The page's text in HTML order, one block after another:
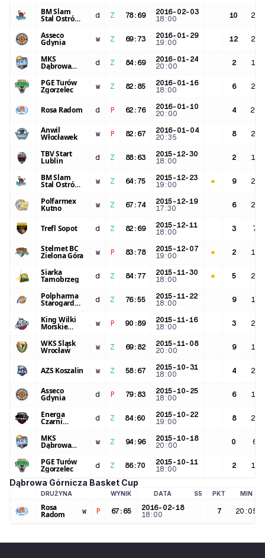
BM Slam
Stal Ostrów d Z 78: 69
2016-02-03
18:00
10
Asseco
Gdynia w Z 69: 73
2016-01-29
19:00
12
MKS
Dąbrowa
Górnicza
d Z 84 : 69
2016-01-24
20:00
2
PGE Turów
Zgorzelec w Z 82 : 85
2016-01-16
18:00
6
Rosa Radom d P 62 : 76
2016-01-10
20:00
4
Anwil
Włocławek w P 82 : 67
2016-01-04
20:35
8
TBV Start
Lublin d Z 88: 63
2015-12-30
18:00
2
BM Slam
Stal Ostrów w Z 64 : 75
2015-12-23
19:00
9
Polfarmex
Kutno w Z 67 : 74
2015-12-19
17:30
6
Trefl Sopot d Z 82 : 69
2015-12-11
18:00
3
Stelmet BC
Zielona Góra w P 83 : 78
2015-12-07
19:00
2
Siarka
Tarnobrzeg d Z 84 : 77
2015-11-30
18:00
5
Polpharma
Starogard
Gdański
d Z 76:55
2015-11-22
18:00
9
King Wilki
Morskie w P 90 :89
2015-11-16
18:00
3
WKS Śląsk
Wrocław w Z 69: 82
2015-11-08
20:00
9
AZS Koszalin w Z 58: 67
2015-10-31
18:00
4
Asseco
Gdynia d P 79: 83
2015-10-25
18:00
6
Energa
Czarni d Z 84:60
2015-10-22
19:00
8
MKS
Dąbrowa
Górnicza
w Z 94 : 96
2015-10-18
20:00
0
PGE Turów
Zgorzelec d Z 86:70
2015-10-11
18:00
2
Dąbrowa Górnicza Basket Cup
LOGO DRUŻYNY
DRUŻYNA WYNIK DATA S5 PKT MIN
Rosa
Radom w P 67 : 65
2016-02-18
18:00
7 20:05